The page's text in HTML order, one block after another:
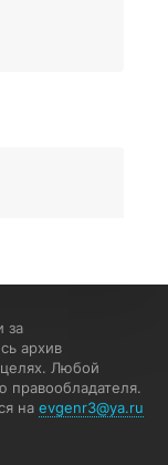
вы пишите
напишите
калеки на
за
архив
Любой
правообладателя.
на evgenr3@ya.ru